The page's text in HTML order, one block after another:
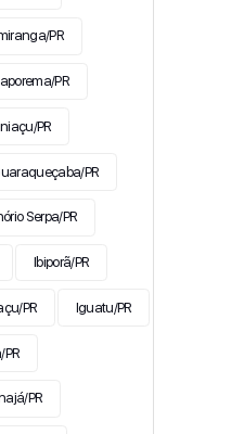
PR
PR
PR
PR
Serpa/PR
Ibiporã/PR
PR Iguatu/PR
PR